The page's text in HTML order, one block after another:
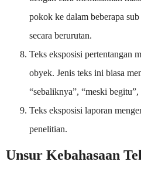
pokok ke dalam beberapa
secara berurutan.
Teks eksposisi pertentangan
obyek. Jenis teks ini biasa
“sebaliknya”, “meski begitu”,
Teks eksposisi laporan
penelitian.
Unsur Kebahasaan